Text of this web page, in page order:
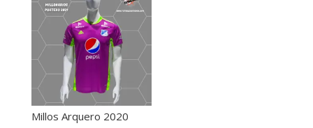
Millos Arquero 2020